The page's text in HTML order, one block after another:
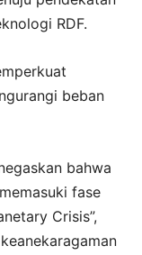
RDF.
beban
bahwa
fase
Crisis”,